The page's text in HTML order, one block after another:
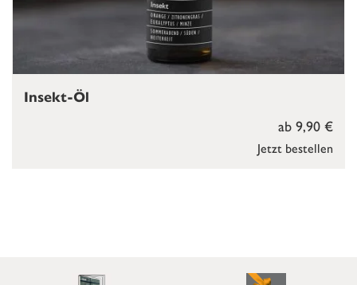
Jetzt bestellen
ab 9,90 €
Insekt-Öl